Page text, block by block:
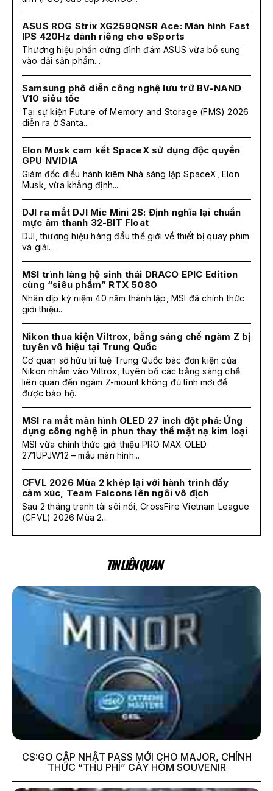
ASUS ROG Strix XG259QNSR Ace: Màn hình Fast
IPS 420Hz dành riêng cho eSports
Thương hiệu phần cứng đình đám ASUS vừa bổ sung
vào dải sản phẩm...
Samsung phô diễn công nghệ lưu trữ BV-NAND
V10 siêu tốc
Tại sự kiện Future of Memory and Storage (FMS) 2026
diễn ra ở Santa...
Elon Musk cam kết SpaceX sử dụng độc quyền
GPU NVIDIA
Giám đốc điều hành kiêm Nhà sáng lập SpaceX, Elon
Musk, vừa khẳng định...
DJI ra mắt DJI Mic Mini 2S: Định nghĩa lại chuẩn
mực âm thanh 32-BIT Float
DJI, thương hiệu hàng đầu thế giới về thiết bị quay phim
và giải...
MSI trình làng hệ sinh thái DRACO EPIC Edition
cùng “siêu phẩm” RTX 5080
Nhân dịp kỷ niệm 40 năm thành lập, MSI đã chính thức
giới thiệu...
Nikon thua kiện Viltrox, bằng sáng chế ngàm Z bị
tuyên vô hiệu tại Trung Quốc
Cơ quan sở hữu trí tuệ Trung Quốc bác đơn kiện của
Nikon nhắm vào Viltrox, tuyên bố các bằng sáng chế
liên quan đến ngàm Z-mount không đủ tính mới để
được bảo hộ.
MSI ra mắt màn hình OLED 27 inch đột phá: Ứng
dụng công nghệ in phun thay thế mặt nạ kim loại
MSI vừa chính thức giới thiệu PRO MAX OLED
271UPJW12 – mẫu màn hình...
CFVL 2026 Mùa 2 khép lại với hành trình đầy
cảm xúc, Team Falcons lên ngôi vô địch
Sau 2 tháng tranh tài sôi nổi, CrossFire Vietnam League
(CFVL) 2026 Mùa 2...
TIN LIÊN QUAN
CS:GO CẬP NHẬT PASS MỚI CHO MAJOR, CHÍNH
THỨC “THU PHÍ” CÀY HÒM SOUVENIR